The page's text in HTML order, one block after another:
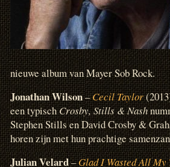
nieuwe album van Mayer Sob Rock.
Jonathan Wilson–Cecil Taylor
een typischCrosby, Stills & Nash
Stephen Stills en David Crosby &
horen zijn met hun prachtige
Julian Velard–Glad I Wasted All My